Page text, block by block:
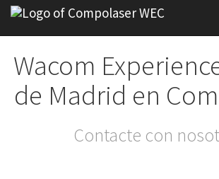
Wacom
de Madrid en
Contacte con